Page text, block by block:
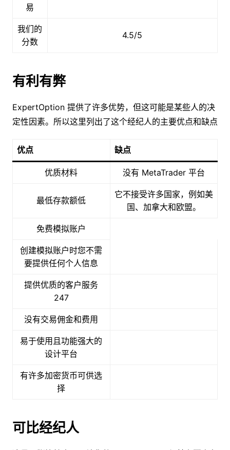
易
我们的
分数
4.5/5
有利有弊
ExpertOption 提供了许多优势，但这可能是某些人的决
定性因素。所以这里列出了这个经纪人的主要优点和缺点
优点 缺点
优质材料 没有 MetaTrader 平台
最低存款额低
它不接受许多国家，例如美
国、加拿大和欧盟。
免费模拟账户
创建模拟账户时您不需
要提供任何个人信息
提供优质的客户服务
247
没有交易佣金和费用
易于使用且功能强大的
设计平台
有许多加密货币可供选
择
可比经纪人